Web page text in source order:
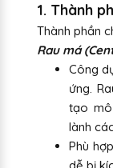
1. Thành
Thành phần
Rau má
Công
ứng.
tạo
lành
Phù